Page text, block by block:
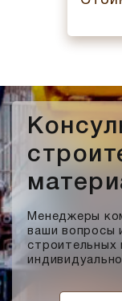
Менеджеры
ваши вопросы
строительных